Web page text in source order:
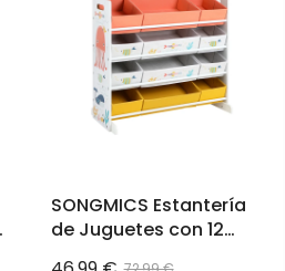
SONGMICS Estantería
de Juguetes con 12